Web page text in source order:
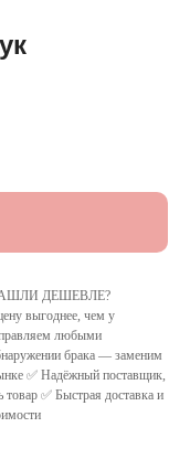
ДЕШЕВЛЕ?
выгоднее, чем у
любыми
брака — заменим
✅ Надёжный поставщик,
товар ✅ Быстрая доставка и